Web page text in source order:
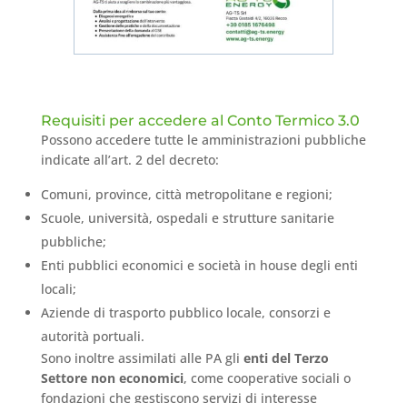
Requisiti per accedere al Conto Termico 3.0
Possono accedere tutte le amministrazioni pubbliche
indicate all’art. 2 del decreto:
Comuni, province, città metropolitane e regioni;
Scuole, università, ospedali e strutture sanitarie
pubbliche;
Enti pubblici economici e società in house degli enti
locali;
Aziende di trasporto pubblico locale, consorzi e
autorità portuali.
Sono inoltre assimilati alle PA gli enti del Terzo
Settore non economici, come cooperative sociali o
fondazioni che gestiscono servizi di interesse